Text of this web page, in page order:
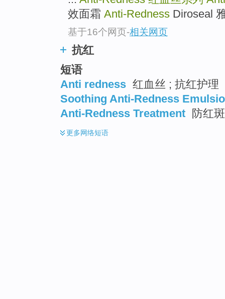
效面霜 Anti-Redness Diroseal
基于16个网页-相关网页
抗红
短语
Anti redness 红血丝 ; 抗红护理
Soothing Anti-Redness
Anti-Redness Treatment
防红
更多网络短语